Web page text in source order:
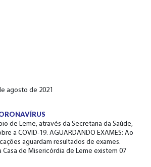
agosto de 2021
de Leme, através da Secretaria da Saúde,
a COVID-19. AGUARDANDO EXAMES: Ao
aguardam resultados de exames.
Casa de Misericórdia de Leme existem 07